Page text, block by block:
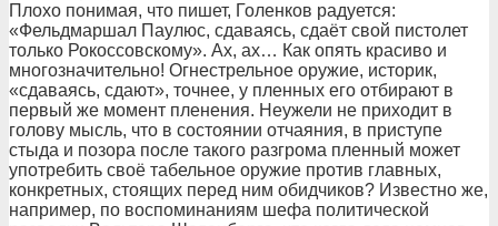
Плохо понимая, что пишет, Голенков радуется:
«Фельдмаршал Паулюс, сдаваясь, сдаёт свой пистолет
только Рокоссовскому». Ах, ах… Как опять красиво и
многозначительно! Огнестрельное оружие, историк,
«сдаваясь, сдают», точнее, у пленных его отбирают в
первый же момент пленения. Неужели не приходит в
голову мысль, что в состоянии отчаяния, в приступе
стыда и позора после такого разгрома пленный может
употребить своё табельное оружие против главных,
конкретных, стоящих перед ним обидчиков? Известно же,
например, по воспоминаниям шефа политической